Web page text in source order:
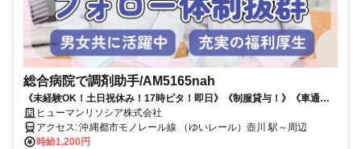
総合病院で調剤助手/AM5165nah
《未経験OK！土日祝休み！17時ピタ！即日》《制服貸与！》《車通勤
OK！無料駐車場あり！》《食堂あり！》《派遣スタッフ活躍中！》
ヒューマンリソシア株式会社
アクセス: 沖縄都市モノレール線 （ゆいレール）壺川 駅～周辺
時給1,200円